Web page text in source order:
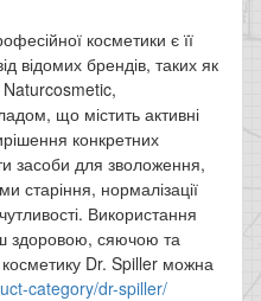
косметики є її
відомих брендів, таких як
Naturcosmetic,
що містить активні
конкретних
засоби для зволоження,
старіння, нормалізації
Використання
здоровою, сяючою та
Dr. Spiller можна
category/dr-spiller/